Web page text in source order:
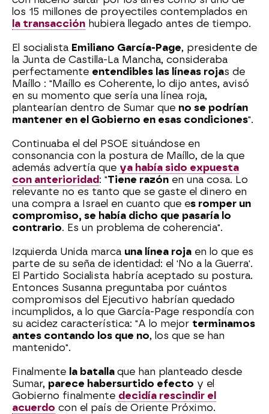
los 15 millones de proyectiles contemplados en
la transacción hubiera llegado antes de tiempo.
El socialista Emiliano García-Page, presidente de
la Junta de Castilla-La Mancha, consideraba
perfectamente entendibles las líneas rojas de
Maíllo : "Maíllo es Coherente, lo dijo antes, avisó
en su momento que sería una línea roja,
plantearían dentro de Sumar que no se podrían
mantener en el Gobierno en esas condiciones".
Continuaba el del PSOE situándose en
consonancia con la postura de Maíllo, de la que
además advertía que ya había sido expuesta
con anterioridad : "Tiene razón en una cosa. Lo
relevante no es tanto que se gaste el dinero en
una compra a Israel en cuanto que es romper un
compromiso, se había dicho que pasaría lo
contrario. Es un problema de coherencia".
Izquierda Unida marca una línea roja en lo que es
parte de su seña de identidad: el 'No a la Guerra'.
El Partido Socialista habría aceptado su postura.
Entonces Susanna preguntaba por cuántos
compromisos del Ejecutivo habrían quedado
incumplidos, a lo que García-Page respondía con
su acidez característica: "A lo mejor terminamos
antes contando los que no, los que se han
mantenido".
Finalmente la batalla que han planteado desde
Sumar, parece habersurtido efecto y el
Gobierno finalmente decidía rescindir el
acuerdo con el país de Oriente Próximo.